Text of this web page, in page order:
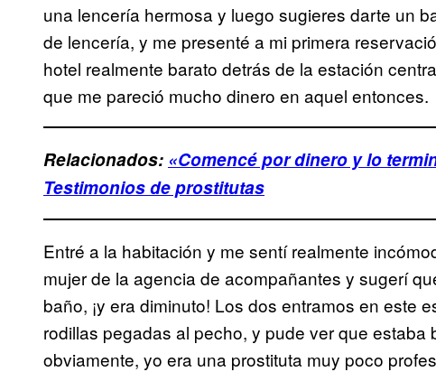
una lencería hermosa y luego sugieres darte un
de lencería, y me presenté a mi primera
hotel realmente barato detrás de la estación
que me pareció mucho dinero en aquel entonces.
Relacionados: «Comencé por dinero y lo
Testimonios de prostitutas
Entré a la habitación y me sentí realmente
mujer de la agencia de acompañantes y sugerí
baño, ¡y era diminuto! Los dos entramos en este
rodillas pegadas al pecho, y pude ver que
obviamente, yo era una prostituta muy poco